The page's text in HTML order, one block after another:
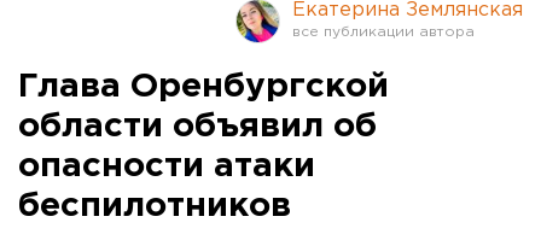
Екатерина Землянская
Глава Оренбургской
области объявил об
опасности атаки
беспилотников